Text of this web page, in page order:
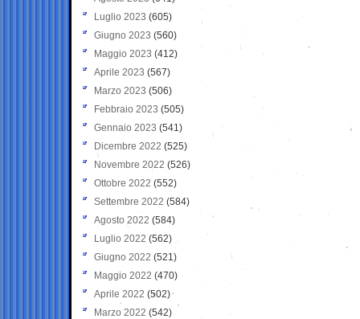
Luglio 2023 (605)
Giugno 2023 (560)
Maggio 2023 (412)
Aprile 2023 (567)
Marzo 2023 (506)
Febbraio 2023 (505)
Gennaio 2023 (541)
Dicembre 2022 (525)
Novembre 2022 (526)
Ottobre 2022 (552)
Settembre 2022 (584)
Agosto 2022 (584)
Luglio 2022 (562)
Giugno 2022 (521)
Maggio 2022 (470)
Aprile 2022 (502)
Marzo 2022 (542)